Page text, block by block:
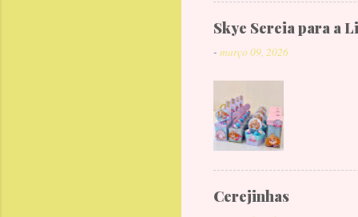
Skye Sereia para a
- março 09, 2026
Cerejinhas